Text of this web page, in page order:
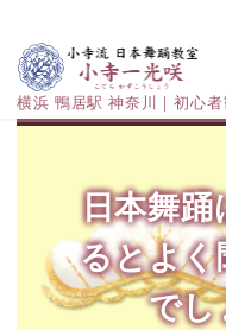
横浜 鴨居駅 神奈川｜初心
日本舞
るとよ
で